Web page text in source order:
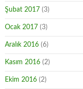
Şubat 2017 (3)
Ocak 2017 (3)
Aralık 2016 (6)
Kasım 2016 (2)
Ekim 2016 (2)